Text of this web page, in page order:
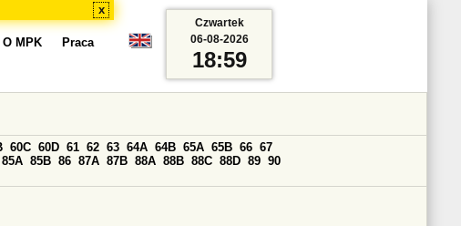
x
O MPK Praca
60C 60D 61 62 63 64A 64B 65A 65B 66 67
85A 85B 86 87A 87B 88A 88B 88C 88D 89 90
Czwartek
06-08-2026
18:59